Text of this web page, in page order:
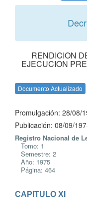
RENDICION
EJECUCION
Documento Actualizado
Promulgación: 28/08/
Publicación: 08/09/
Registro Nacional de
Tomo: 1
Semestre: 2
Año: 1975
Página: 464
CAPITULO XI